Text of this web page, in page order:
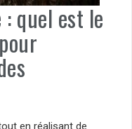
quel est le
en réalisant de